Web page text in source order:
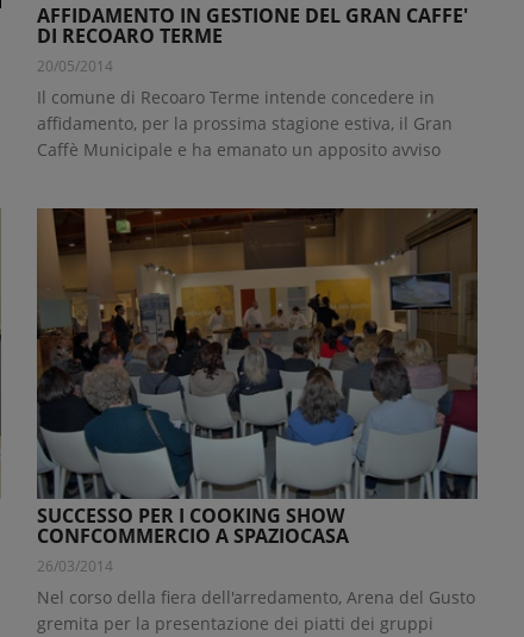
AFFIDAMENTO IN GESTIONE DEL GRAN CAFFE'
DI RECOARO TERME
20/05/2014
Il comune di Recoaro Terme intende concedere in
affidamento, per la prossima stagione estiva, il Gran
Caffè Municipale e ha emanato un apposito avviso
SUCCESSO PER I COOKING SHOW
CONFCOMMERCIO A SPAZIOCASA
26/03/2014
Nel corso della fiera dell'arredamento, Arena del Gusto
gremita per la presentazione dei piatti dei gruppi